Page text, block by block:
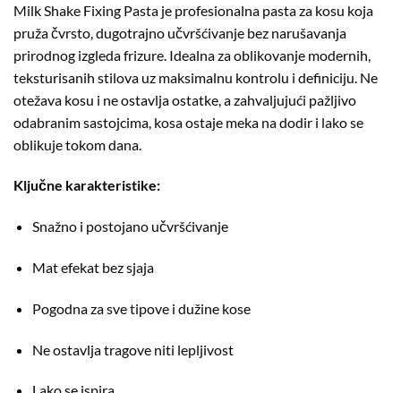
Milk Shake Fixing Pasta je profesionalna pasta za kosu koja
pruža čvrsto, dugotrajno učvršćivanje bez narušavanja
prirodnog izgleda frizure. Idealna za oblikovanje modernih,
teksturisanih stilova uz maksimalnu kontrolu i definiciju. Ne
otežava kosu i ne ostavlja ostatke, a zahvaljujući pažljivo
odabranim sastojcima, kosa ostaje meka na dodir i lako se
oblikuje tokom dana.
Ključne karakteristike:
Snažno i postojano učvršćivanje
Mat efekat bez sjaja
Pogodna za sve tipove i dužine kose
Ne ostavlja tragove niti lepljivost